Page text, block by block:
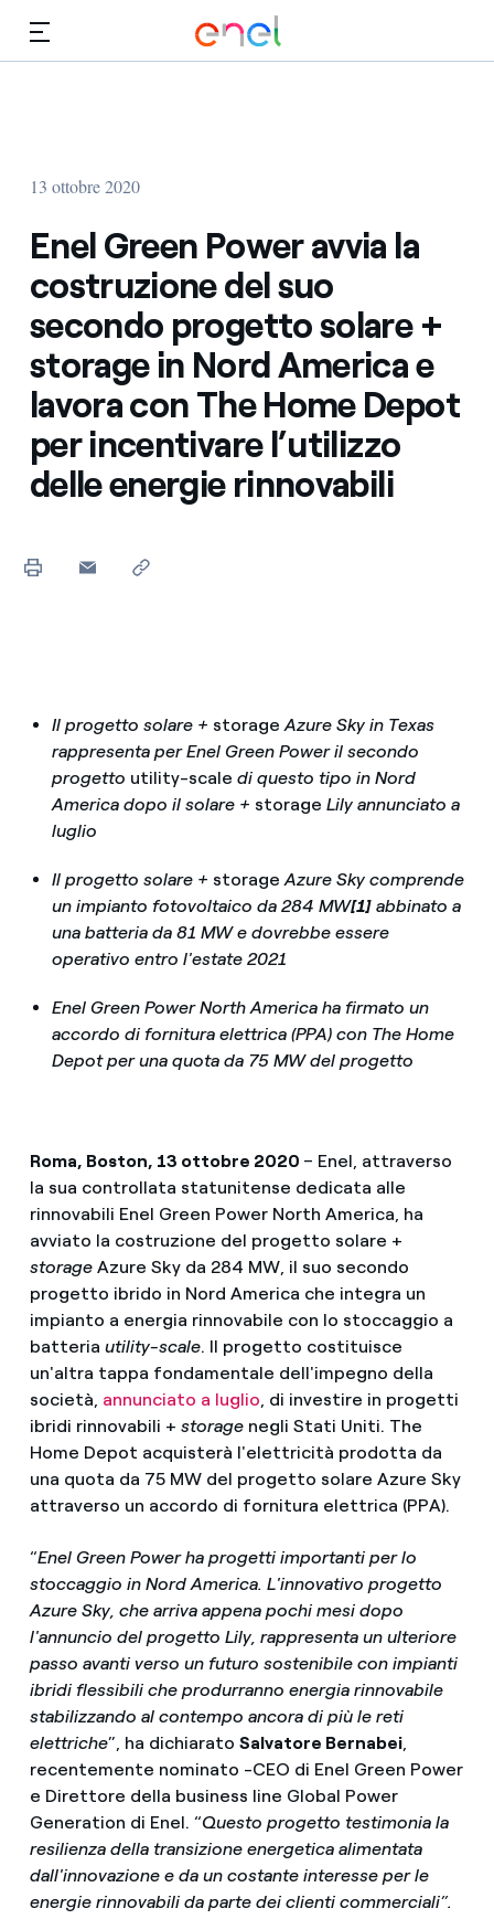
13 ottobre 2020
Enel Green Power avvia la
costruzione del suo
secondo progetto solare +
storage in Nord America e
lavora con The Home Depot
per incentivare l’utilizzo
delle energie rinnovabili
Il progetto solare + storage Azure Sky in Texas
rappresenta per Enel Green Power il secondo
progetto utility-scale di questo tipo in Nord
America dopo il solare + storage Lily annunciato a
luglio
Il progetto solare + storage Azure Sky comprende
un impianto fotovoltaico da 284 MW[1]abbinato a
una batteria da 81 MW e dovrebbe essere
operativo entro l'estate 2021
Enel Green Power North America ha firmato un
accordo di fornitura elettrica (PPA) con The Home
Depot per una quota da 75 MW del progetto
Roma, Boston, 13 ottobre 2020 – Enel, attraverso
la sua controllata statunitense dedicata alle
rinnovabili Enel Green Power North America, ha
avviato la costruzione del progetto solare +
storageAzure Sky da 284 MW, il suo secondo
progetto ibrido in Nord America che integra un
impianto a energia rinnovabile con lo stoccaggio a
batteria utility-scale. Il progetto costituisce
un'altra tappa fondamentale dell'impegno della
società, annunciato a luglio, di investire in progetti
ibridi rinnovabili + storagenegli Stati Uniti. The
Home Depot acquisterà l'elettricità prodotta da
una quota da 75 MW del progetto solare Azure Sky
attraverso un accordo di fornitura elettrica (PPA).
“Enel Green Power ha progetti importanti per lo
stoccaggio in Nord America. L'innovativo progetto
Azure Sky, che arriva appena pochi mesi dopo
l'annuncio del progetto Lily, rappresenta un ulteriore
passo avanti verso un futuro sostenibile con impianti
ibridi flessibili che produrranno energia rinnovabile
stabilizzando al contempo ancora di più le reti
elettriche”, ha dichiarato Salvatore Bernabei,
recentemente nominato -CEO di Enel Green Power
e Direttore della business line Global Power
Generation di Enel. “Questo progetto testimonia la
resilienza della transizione energetica alimentata
dall'innovazione e da un costante interesse per le
energie rinnovabili da parte dei clienti commerciali”.